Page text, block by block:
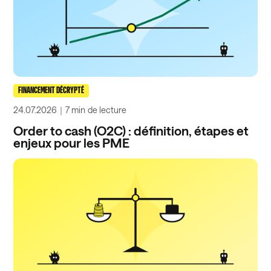
FINANCEMENT DÉCRYPTÉ
24.07.2026 ｜7 min de lecture
Order to cash (O2C) : définition, étapes et
enjeux pour les PME